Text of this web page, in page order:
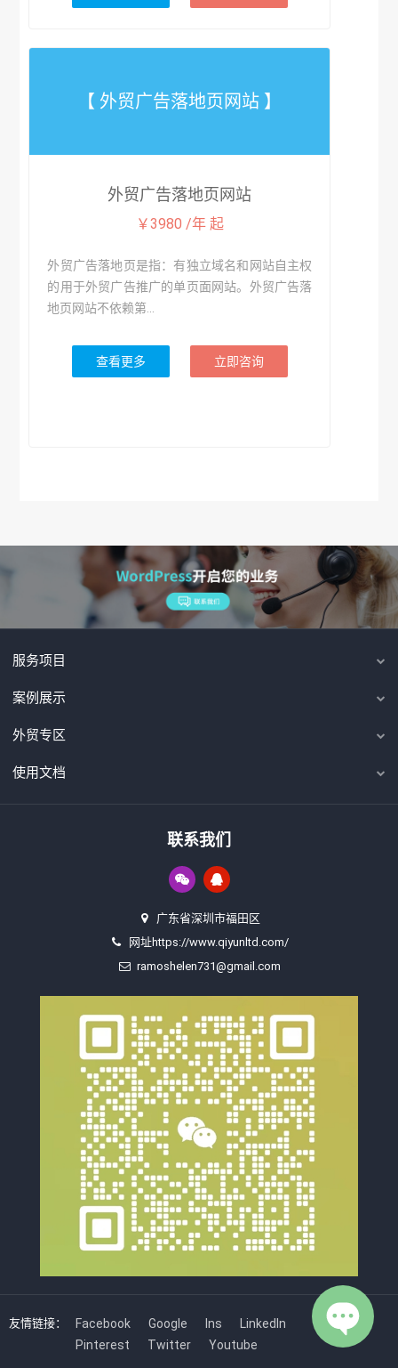
【 外贸广告落地页网站 】
外贸广告落地页网站
￥3980 /年 起
外贸广告落地页是指：有独立域名和网站自主权
的用于外贸广告推广的单页面网站。外贸广告落
地页网站不依赖第...
查看更多 立即咨询
服务项目
案例展示
外贸专区
使用文档
联系我们
广东省深圳市福田区
网址https://www.qiyunltd.com/
ramoshelen731@gmail.com
友情链接： Facebook Google Ins
LinkedIn
Pinterest
Twitter Youtube